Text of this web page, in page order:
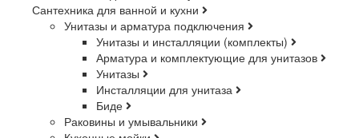
Сантехника для ванной и кухни
Унитазы и арматура подключения
Унитазы и инсталляции (комплекты)
Арматура и комплектующие для унитазов
Унитазы
Инсталляции для унитаза
Биде
Раковины и умывальники